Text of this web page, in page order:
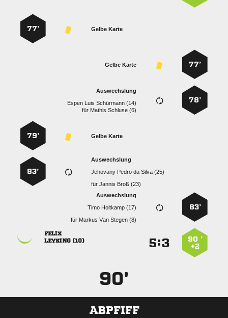
Gelbe Karte
77’
77’
Gelbe Karte
78’
Auswechslung
   
für   
Gelbe Karte
79’
Auswechslung
    
für  
83’
83’
Auswechslung
  
für    
90 ’
+2
:

 
90'
ABPFIFF